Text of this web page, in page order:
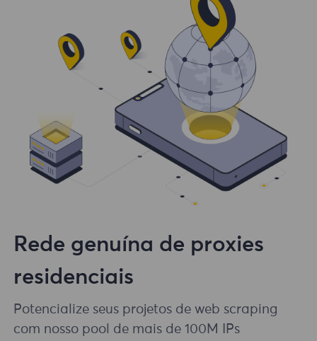
Rede genuína de proxies
residenciais
Potencialize seus projetos de web scraping
com nosso pool de mais de 100M IPs